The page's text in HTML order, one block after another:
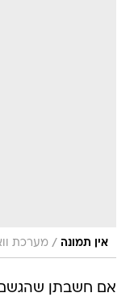
אין תמונה / מערכת
אם חשבתן שהגשם